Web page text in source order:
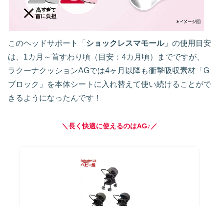
このヘッドサポート「 ショックレスマモール」の使用目安
は、1カ月～首すわり頃（目安：4カ月頃）までですが、
ラクーナクッションAGでは4ヶ月以降も衝撃吸収素材「G
ブロック」を本体シートに入れ替えて使い続けることがで
きるようになったんです！
＼長く快適に使えるのはAG♪／